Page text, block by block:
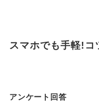
スマホでも手軽!コ
アンケート回答